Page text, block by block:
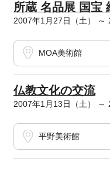
所蔵 名品展 国宝
2007年1月27日（土） ～
MOA美術館
仏教文化の交流
2007年1月13日（土） ～
平野美術館